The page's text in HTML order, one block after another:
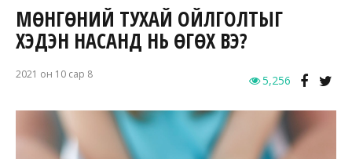
МӨНГӨНИЙ ТУХАЙ ОЙЛГОЛТЫГ
ХЭДЭН НАСАНД НЬ ӨГӨХ ВЭ?
2021 он 10 сар 8 5,256